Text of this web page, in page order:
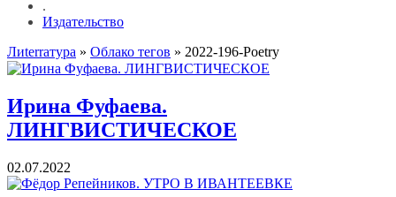
.
Издательство
Лиterraтура » Облако тегов » 2022-196-Poetry
Ирина Фуфаева.
ЛИНГВИСТИЧЕСКОЕ
02.07.2022